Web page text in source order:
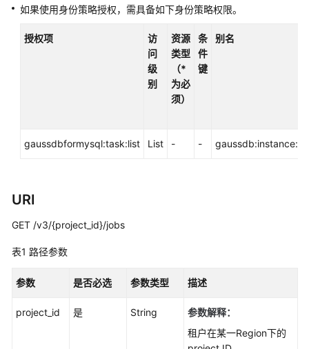
核
绍
最
践
性
白
书
API
如果使用身份策略授权，需具备如下身份策略权限。
授权项
访
问
级
别
资源
类型
（*
为必
须）
条
件
键
别名
gaussdbformysql:task:list List - -
URI
GET /v3/{project_id}/jobs
表1 路径参数
参数 是否必选 参数类型 描述
project_id 是 String
参数解释：
租户在某一Region下的